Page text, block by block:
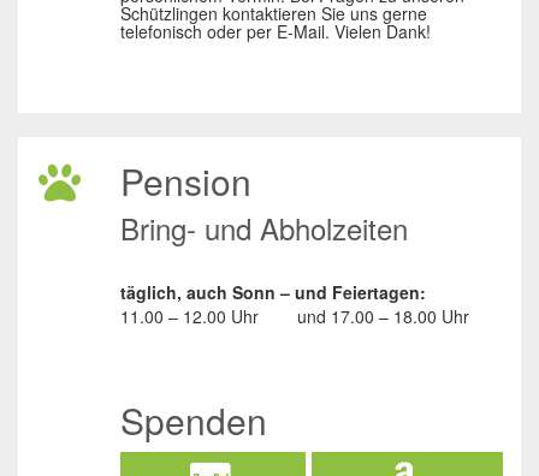
Schützlingen kontaktieren Sie uns gerne
telefonisch oder per E-Mail. Vielen Dank!
Pension
Bring- und Abholzeiten
täglich, auch Sonn – und Feiertagen:
11.00 – 12.00 Uhr
und 17.00 – 18.00 Uhr
Spenden